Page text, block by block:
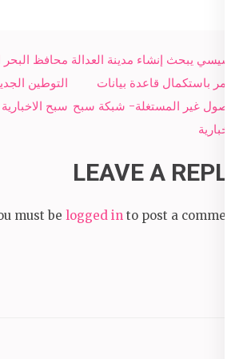
Post
navigation
محافظ البحر
التوطين
سبح الاخبارية
السيسي يبحث إنشاء مدينة العدالة
ويأمر باستكمال قاعدة بيانات
الأصول غير المستغلة- شبكة سبح
الاخبارية
LEAVE A REPLY
must be logged in to post a comment.